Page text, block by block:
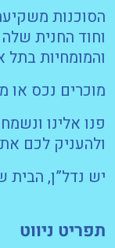
הסוכנות
וחוד החנית
והמומחיות בתל
מוכרים נכס או
פנו אלינו
ולהעניק לכם
יש נדל”ן, הבית
תפריט ניווט